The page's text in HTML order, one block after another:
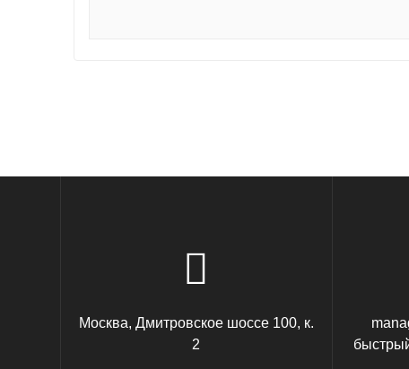
Москва, Дмитровское шоссе 100, к.
2